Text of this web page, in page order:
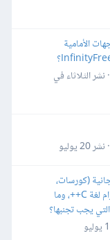
الأمامية
الثلاثاء في
20 يوليو
(كورسات،
كتب، أدوات) لتعلّم واحترام لغة C++، وما
يجب تجنبها؟